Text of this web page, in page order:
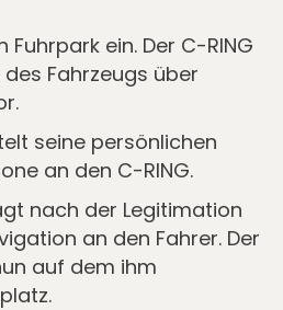
Fuhrpark ein. Der C-RING
Fahrzeugs über
seine persönlichen
an den C-RING.
nach der Legitimation
an den Fahrer. Der
auf dem ihm